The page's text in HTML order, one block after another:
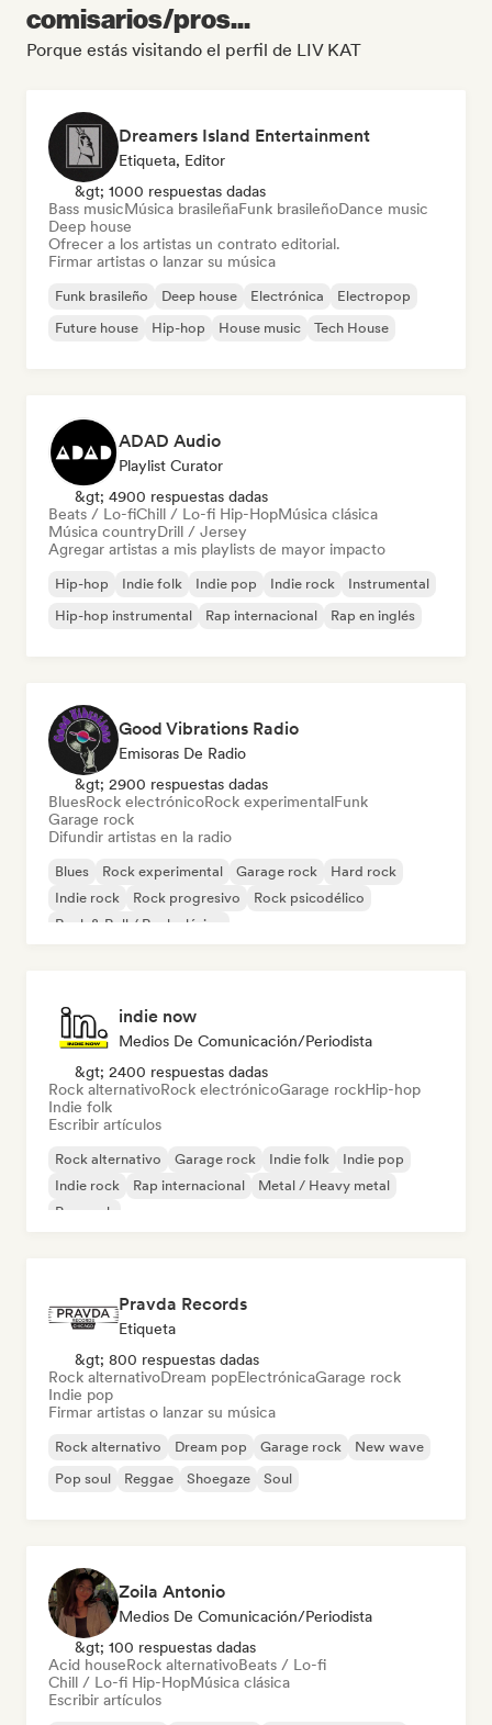
comisarios/pros...
Porque estás visitando el perfil de LIV KAT
Dreamers Island Entertainment
Etiqueta, Editor
&gt; 1000 respuestas dadas
Bass musicMúsica brasileñaFunk brasileñoDance music
Deep house
Ofrecer a los artistas un contrato editorial.
Firmar artistas o lanzar su música
Funk brasileño Deep house Electrónica
Electropop
Future house
Hip-hop House music Tech House
ADAD Audio
Playlist Curator
&gt; 4900 respuestas dadas
Beats / Lo-fiChill / Lo-fi Hip-HopMúsica clásica
Música countryDrill / Jersey
Agregar artistas a mis playlists de mayor impacto
Hip-hop Indie folk Indie pop Indie rock
Instrumental
Hip-hop instrumental
Rap internacional Rap en inglés
Good Vibrations Radio
Emisoras De Radio
&gt; 2900 respuestas dadas
BluesRock electrónicoRock experimentalFunk
Garage rock
Difundir artistas en la radio
Blues Rock experimental Garage rock
Hard rock
Indie rock
Rock progresivo
Rock psicodélico
Rock & Roll / Rock clásico
indie now
Medios De Comunicación/Periodista
&gt; 2400 respuestas dadas
Rock alternativoRock electrónicoGarage rockHip-hop
Indie folk
Escribir artículos
Rock alternativo Garage rock Indie folk
Indie pop
Indie rock
Rap internacional
Metal / Heavy metal
Pop rock
Pravda Records
Etiqueta
&gt; 800 respuestas dadas
Rock alternativoDream popElectrónicaGarage rock
Indie pop
Firmar artistas o lanzar su música
Rock alternativo Dream pop Garage rock
New wave
Pop soul
Reggae Shoegaze Soul
Zoila Antonio
Medios De Comunicación/Periodista
&gt; 100 respuestas dadas
Acid houseRock alternativoBeats / Lo-fi
Chill / Lo-fi Hip-HopMúsica clásica
Escribir artículos